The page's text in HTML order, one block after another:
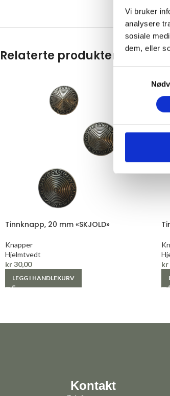
Vi bruker
analysere
sosiale
dem, eller
Relaterte produkter
Tinnknapp, 20 mm «SKJOLD»
Knapper
Hjelmtvedt
kr30,00
LEGG I HANDLEKURV
kr
Kontakt